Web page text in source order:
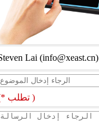
Lai (info@xeast.cn)
(* تطلب )